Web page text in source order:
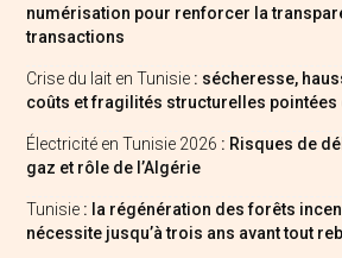
numérisation pour renforcer la
transactions
Crise du lait en Tunisie : sécheresse,
coûts et fragilités structurelles pointées
Électricité en Tunisie 2026 : Risques de
gaz et rôle de l’Algérie
Tunisie : la régénération des forêts
nécessite jusqu’à trois ans avant tout